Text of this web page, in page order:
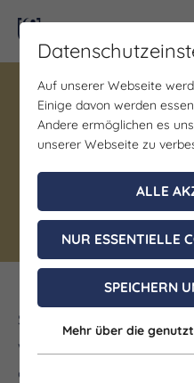
Weingut
Naumburg
Regionale
Sandra und Volker
weinbegeisterte
offenen Haltung zur
Auf unserer Webseite
Einige davon werden
Andere ermöglichen es
unserer Webseite zu
ALLE
NUR ESSENTIELLE
SPEICHERN
Mehr über die